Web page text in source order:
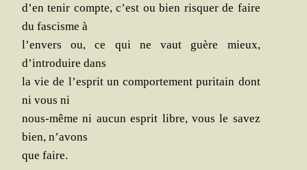
d’en tenir compte, c’est ou bien ris­quer de faire
du fas­cisme à
l’envers ou, ce qui ne vaut guère mieux,
d’introduire dans
la vie de l’esprit un com­por­te­ment puri­tain dont
ni vous ni
nous-même ni aucun esprit libre, vous le savez
bien, n’avons
que faire.